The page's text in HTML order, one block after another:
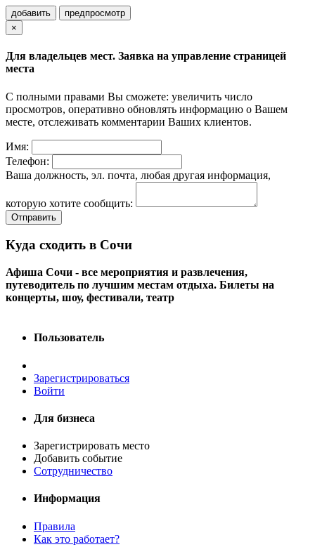
добавить
предпросмотр
×
Для владельцев мест. Заявка на управление страницей
места
С полными правами Вы сможете: увеличить число
просмотров, оперативно обновлять информацию о Вашем
месте, отслеживать комментарии Ваших клиентов.
Имя:
Телефон:
Ваша должность, эл. почта, любая другая информация,
которую хотите сообщить:
Отправить
Куда сходить в Сочи
Афиша Сочи - все мероприятия и развлечения,
путеводитель по лучшим местам отдыха. Билеты на
концерты, шоу, фестивали, театр
Пользователь
Зарегистрироваться
Войти
Для бизнеса
Зарегистрировать место
Добавить событие
Сотрудничество
Информация
Правила
Как это работает?